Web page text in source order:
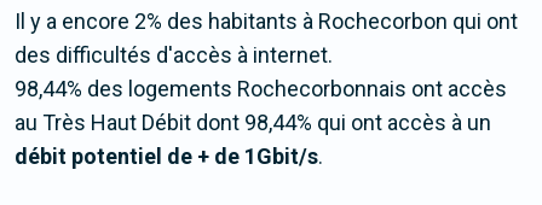
Il y a encore 2% des habitants à Rochecorbon qui ont
des difficultés d'accès à internet.
98,44% des logements Rochecorbonnais ont accès
au Très Haut Débit dont 98,44% qui ont accès à un
débit potentiel de + de 1Gbit/s.